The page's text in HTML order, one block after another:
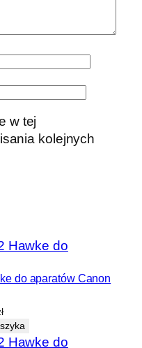
w tej
kolejnych
do aparatów Canon